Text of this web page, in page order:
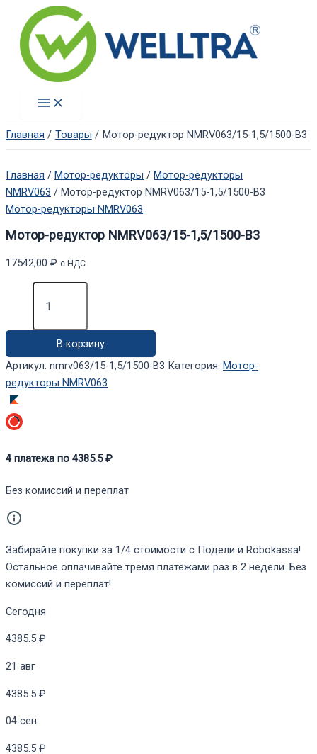
Перейти
содержимому
Main
Menu
Главная
Товары Мотор-редуктор NMRV063/15-1,5/1500-B3
Главная / Мотор-редукторы / Мотор-редукторы
NMRV063 / Мотор-редуктор NMRV063/15-1,5/1500-B3
Мотор-редукторы NMRV063
Мотор-редуктор NMRV063/15-1,5/1500-B3
17542,00 ₽ с НДС
Количество
редуктор
NMRV063/15-
1,5/1500-
B3
В корзину
Артикул: nmrv063/15-1,5/1500-B3 Категория: Мотор-
редукторы NMRV063
4 платежа по 4385.5₽
Без комиссий и переплат
Забирайте покупки за 1/4 стоимости с Подели и Robokassa!
Остальное оплачивайте тремя платежами раз в 2 недели. Без
комиссий и переплат!
Сегодня
4385.5 ₽
21 авг
4385.5 ₽
04 сен
4385.5 ₽